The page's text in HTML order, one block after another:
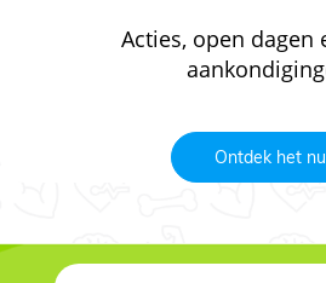
Acties, open dagen
Ontdek het